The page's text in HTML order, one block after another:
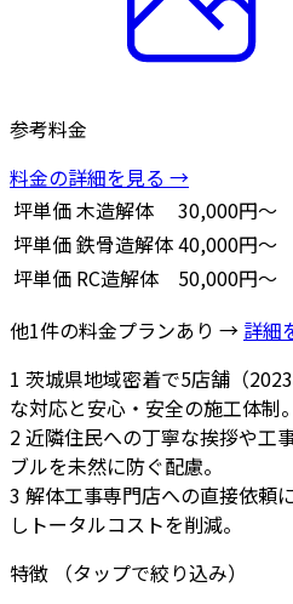
参考料金
料金の詳細を見る →
坪単価木造解体
30,000円～
坪単価鉄骨造解体40,000円～
坪単価 RC造解体
50,000円～
他1件の料金プランあり → 詳細
1 茨城県地域密着で5店舗（
な対応と安心・安全の施工体制。
2近隣住民への丁寧な挨拶や工
ブルを未然に防ぐ配慮。
3 解体工事専門店への直接依頼
しトータルコストを削減。
特徴
（タップで絞り込み）